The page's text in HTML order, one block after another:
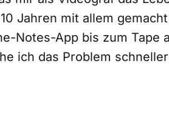
Jahren mit allem
Notes-App bis zum Tape
ich das Problem